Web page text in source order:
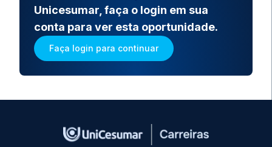
Unicesumar, faça o login em sua
conta para ver esta oportunidade.
Faça login para continuar